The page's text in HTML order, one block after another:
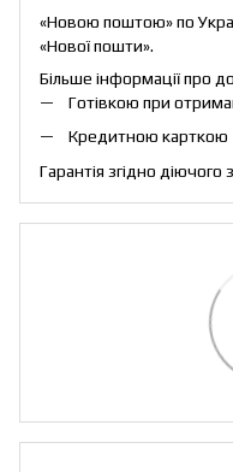
«Новою поштою» по
«Нової пошти».
Більше інформації про
Готівкою при
Кредитною карткою
Гарантія згідно діючого